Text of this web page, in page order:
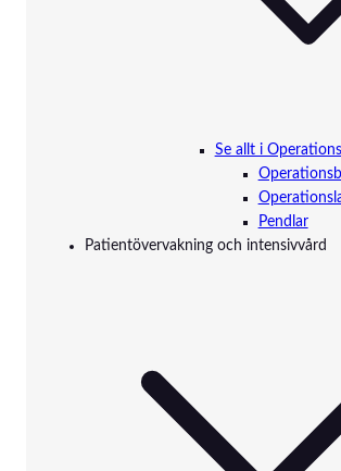
Se allt i
Pendlar
Patientövervakning och intensivvård